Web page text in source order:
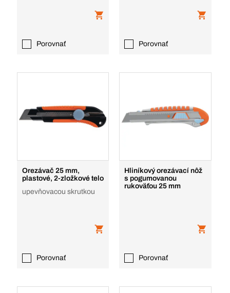
Porovnať Porovnať
Orezávač 25 mm,
plastové, 2-zložkové telo
upevňovacou skrutkou
Porovnať
Hliníkový orezávací nôž
s pogumovanou
rukoväťou 25 mm
Porovnať